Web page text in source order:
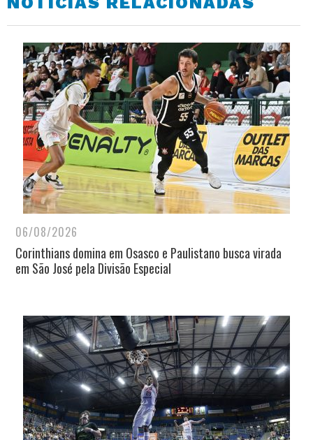
06/08/2026
Corinthians domina em Osasco e Paulistano busca virada
em São José pela Divisão Especial